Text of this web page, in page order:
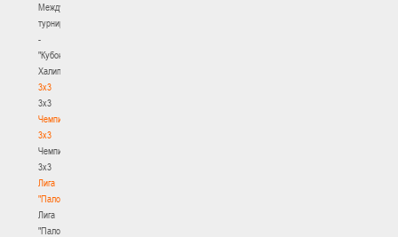
Международный
турнир
-
"Кубок
Халипского"
3x3
3x3
Чемпионат
3х3
Чемпионат
3х3
Лига
"Палова"
Лига
"Палова"